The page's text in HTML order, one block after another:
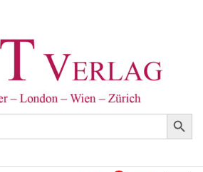
Search Button